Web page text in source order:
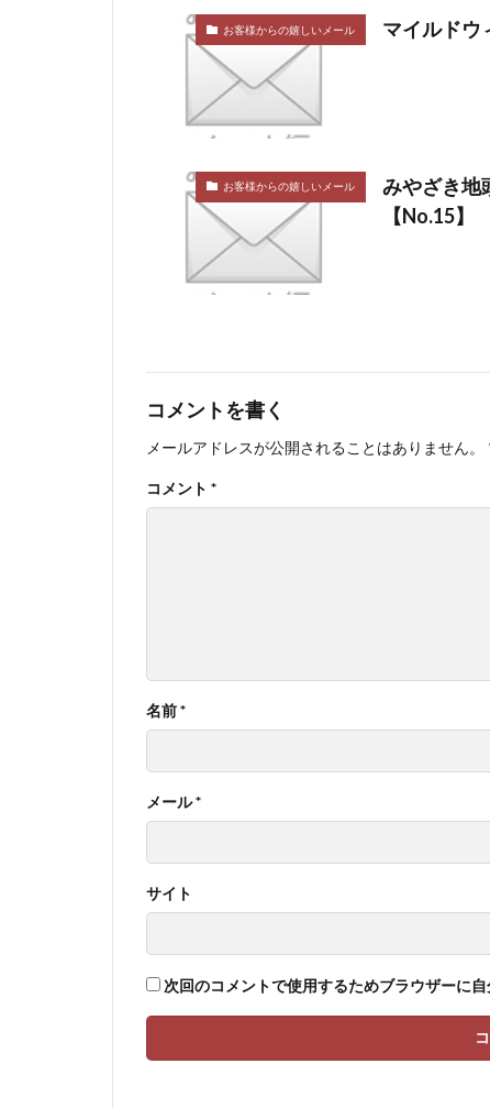
お客様からの嬉しいメール マイルドウ
お客様からの嬉しいメール
みやざき地
【No.15】
コメントを書く
メールアドレスが公開されることはありません。
コメント *
名前*
メール*
サイト
次回のコメントで使用するためブラウザーに